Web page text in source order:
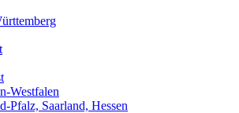
Westfalen
Pfalz, Saarland, Hessen